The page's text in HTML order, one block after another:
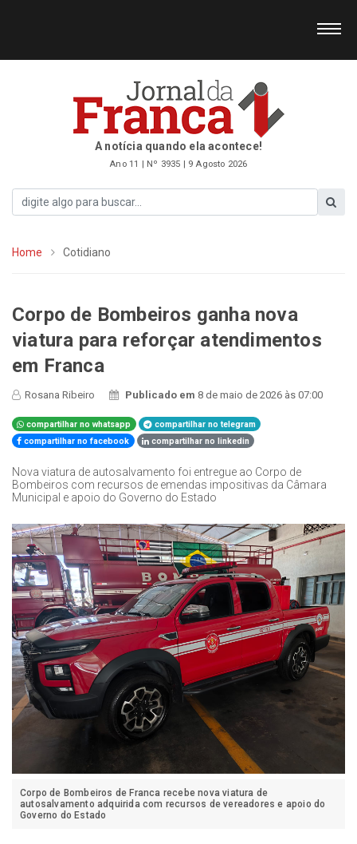
A notícia quando ela acontece!
Ano 11 | Nº 3935 | 9 Agosto 2026
Home Cotidiano
Corpo de Bombeiros ganha nova
viatura para reforçar atendimentos
em Franca
Rosana Ribeiro Publicado em 8 de maio de 2026 às 07:00
compartilhar no whatsapp
compartilhar no telegram
compartilhar no facebook
compartilhar no linkedin
Nova viatura de autosalvamento foi entregue ao Corpo de
Bombeiros com recursos de emendas impositivas da Câmara
Municipal e apoio do Governo do Estado
Corpo de Bombeiros de Franca recebe nova viatura de
autosalvamento adquirida com recursos de vereadores e apoio do
Governo do Estado